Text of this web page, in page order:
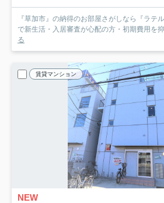
『草加市』の納得のお部屋さがしなら『ラテ
で新生活・入居審査が心配の方・初期費用を
る
賃貸マンション
NEW